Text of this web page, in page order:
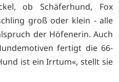
ob Schäferhund, Fox
groß oder klein - alle
der Höfenerin. Auch
fertigt die 66-
ist ein Irrtum«, stellt sie